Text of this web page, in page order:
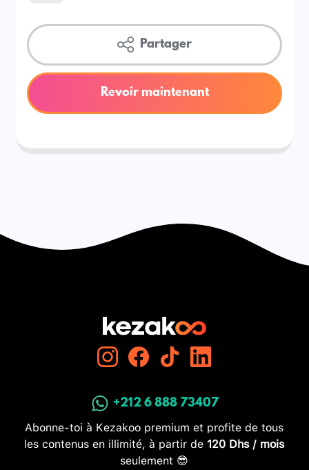
Partager
Revoir maintenant
+212 6 888 73407
Abonne-toi à Kezakoo premium et profite de tous
les contenus en illimité, à partir de 120 Dhs / mois
seulement 😎